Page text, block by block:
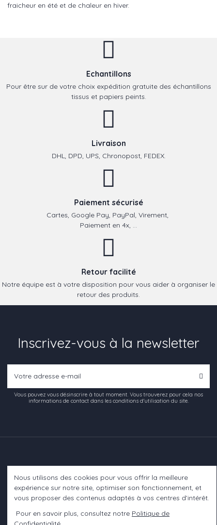
fraicheur en été et de chaleur en hiver.
Echantillons
Pour être sur de votre choix expédition gratuite des échantillons
tissus et papiers peints.
Livraison
DHL, DPD, UPS, Chronopost, FEDEX.
Paiement sécurisé
Cartes, Google Pay, PayPal, Virement,
Paiement en 4x, ...
Retour facilité
Notre équipe est à votre disposition pour vous aider à organiser le
retour des produits.
Inscrivez-vous à la newsletter
Vous pouvez vous désinscrire à tout moment. Vous trouverez pour cela nos
informations de contact dans les conditions d'utilisation du site.
Informations
Nous utilisons des cookies pour vous offrir la meilleure
expérience sur notre site, optimiser son fonctionnement, et
vous proposer des contenus adaptés à vos centres d’intérêt.
Pour en savoir plus, consultez notre Politique de